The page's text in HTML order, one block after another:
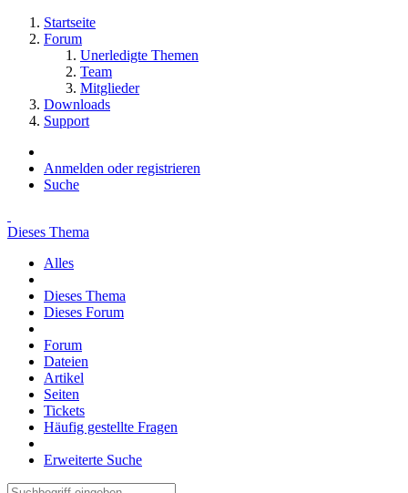
Startseite
Forum
Unerledigte Themen
Team
Mitglieder
Downloads
Support
Anmelden oder registrieren
Suche
Dieses Thema
Alles
Dieses Thema
Dieses Forum
Forum
Dateien
Artikel
Seiten
Tickets
Häufig gestellte Fragen
Erweiterte Suche